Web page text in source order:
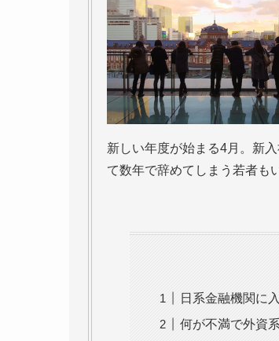
新しい年度が始まる4月。新
て数年で辞めてしまう若者も
日系金融機関に
何が不満で外資